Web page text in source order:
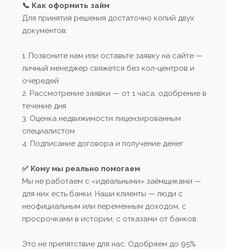
📞 Как оформить займ
Для принятия решения достаточно копий двух
документов:
1. Позвоните нам или оставьте заявку на сайте —
личный менеджер свяжется без кол-центров и
очередей
2. Рассмотрение заявки — от 1 часа, одобрение в
течение дня
3. Оценка недвижимости лицензированным
специалистом
4. Подписание договора и получение денег
✅ Кому мы реально помогаем
Мы не работаем с «идеальными» заёмщиками —
для них есть банки. Наши клиенты — люди с
неофициальным или переменным доходом, с
просрочками в истории, с отказами от банков.
Это не препятствие для нас. Одобряем до 95%